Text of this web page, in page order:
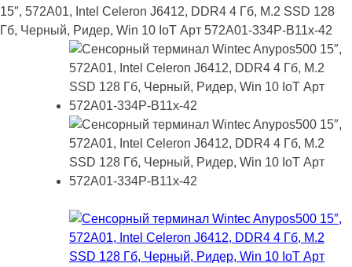
15″, 572A01, Intel Celeron J6412, DDR4 4 Гб, M.2 SSD 128
Гб, Черный, Ридер, Win 10 IoT Арт 572A01-334P-B11x-42